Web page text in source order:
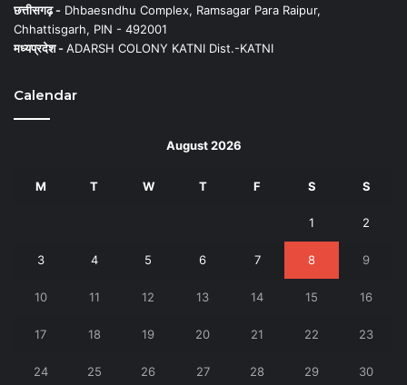
छत्तीसगढ़ - Dhbaesndhu Complex, Ramsagar Para Raipur,
Chhattisgarh, PIN - 492001
मध्यप्रदेश -ADARSH COLONY KATNI Dist.-KATNI
Calendar
August 2026
M T W T F S S
1 2
3 4 5 6 7 8 9
10 11 12 13 14 15 16
17 18 19 20 21 22 23
24 25 26 27 28 29 30